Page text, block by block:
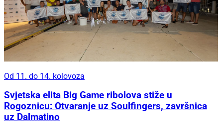
Od 11. do 14. kolovoza
Svjetska elita Big Game ribolova stiže u
Rogoznicu: Otvaranje uz Soulfingers, završnica
uz Dalmatino